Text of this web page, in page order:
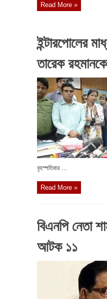
Read More »
ইন্টারপোলের
তারেক রহমানকে
বৃহস্পতিবার ...
Read More »
বিএনপি নেতা
আটক ১১